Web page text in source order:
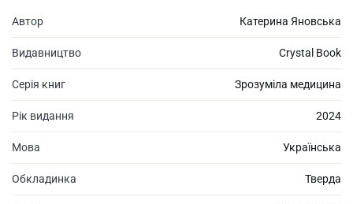
матусі та дбайливого до неї ставлення, а також із безмежною
любов’ю до дітей.
Автор Катерина Яновська
Видавництво Crystal Book
Серія книг Зрозуміла медицина
Рік видання 2024
Мова Українська
Обкладинка Тверда